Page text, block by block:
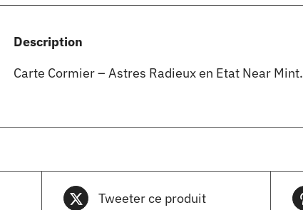
Description
Carte Cormier – Astres Radieux en Etat Near Mint.
Tweeter ce produit